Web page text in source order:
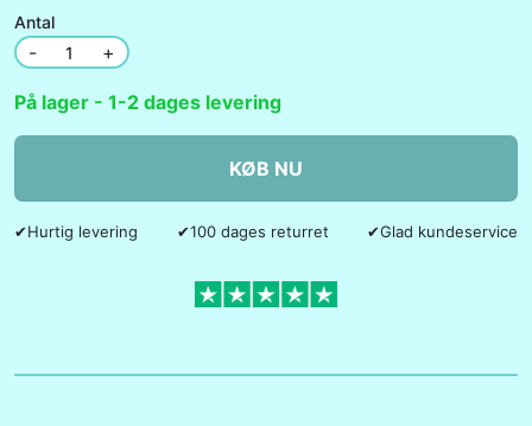
Antal
- +
På lager - 1-2 dages levering
KØB NU
✔Hurtig levering ✔100 dages returret ✔Glad kundeservice